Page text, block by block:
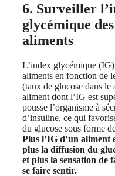
6. Surveiller
glycémique des
aliments
L’index glycémique (IG)
aliments en fonction de
(taux de glucose dans le
aliment dont l’IG est
pousse l’organisme à
d’insuline, ce qui
du glucose sous forme
Plus l’IG d’un aliment
plus la diffusion du
et plus la sensation de
se faire sentir.